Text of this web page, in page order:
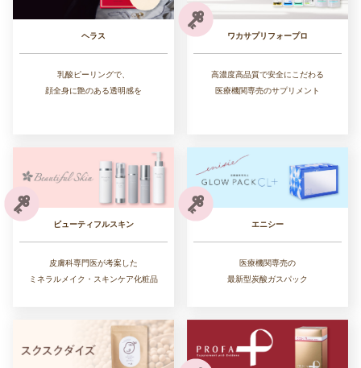
ヘラス
乳酸ピーリングで、
顔全身に艶のある透明感を
ワカサプリフォープロ
高濃度高品質で安全にこだわる
医療機関専売のサプリメント
ビューティフルスキン
皮膚科専門医が考案した
ミネラルメイク・スキンケア化粧品
エニシー
医療機関専売の
最新型炭酸ガスパック